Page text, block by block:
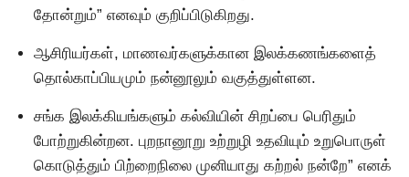
தோன்றும்” எனவும் குறிப்பிடுகிறது.
ஆசிரியர்கள், மாணவர்களுக்கான இலக்கணங்களைத்
தொல்காப்பியமும் நன்னூலும் வகுத்துள்ளன.
சங்க இலக்கியங்களும் கல்வியின் சிறப்பை பெரிதும்
போற்றுகின்றன. புறநானூறு உற்றுழி உதவியும் உறுபொருள்
கொடுத்தும் பிற்றைநிலை முனியாது கற்றல் நன்றே” எனக்